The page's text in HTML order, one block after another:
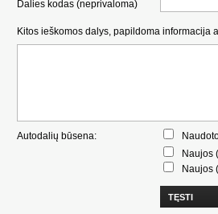
Dalies kodas (neprivaloma)
Kitos ieškomos dalys, papildoma informacija
Autodalių būsena:
Naujos
Naujos
TĘSTI